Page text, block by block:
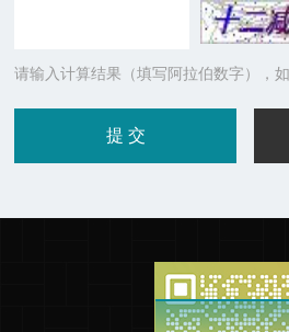
请输入计算结果（填写阿拉伯数字），